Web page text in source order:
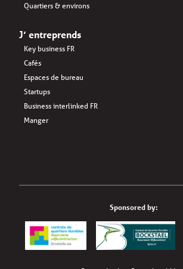
Quartiers & environs
J’ entreprends
Key business FR
Cafés
Espaces de bureau
Startups
Business interlinked FR
Manger
Sponsored by: